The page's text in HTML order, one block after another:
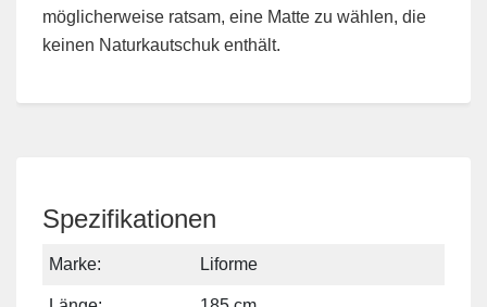
möglicherweise ratsam, eine Matte zu wählen, die
keinen Naturkautschuk enthält.
Spezifikationen
Marke: Liforme